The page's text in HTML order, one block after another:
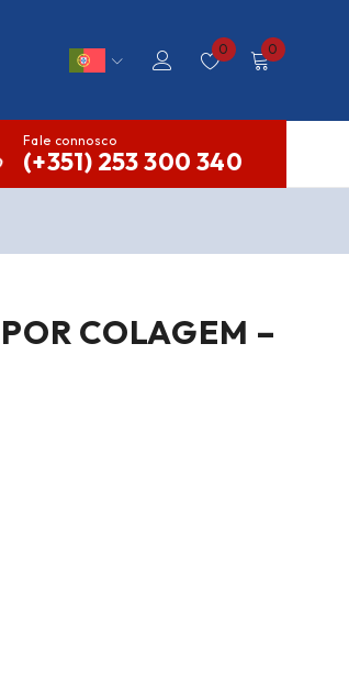
0 0
Fale connosco
(+351) 253 300 340
COLAGEM –